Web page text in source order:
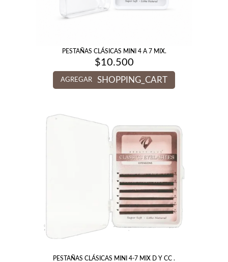
PESTAÑAS CLÁSICAS MINI 4 A 7 MIX.
$10.500
AGREGAR SHOPPING_CART
PESTAÑAS CLÁSICAS MINI 4-7 MIX D Y CC .